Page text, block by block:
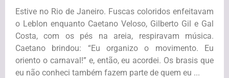
Estive no Rio de Janeiro. Fuscas coloridos enfeitavam
o Leblon enquanto Caetano Veloso, Gilberto Gil e Gal
Costa, com os pés na areia, respiravam música.
Caetano brindou: “Eu organizo o movimento. Eu
oriento o carnaval!” e, então, eu acordei. Os brasis que
eu não conheci também fazem parte de quem eu ...